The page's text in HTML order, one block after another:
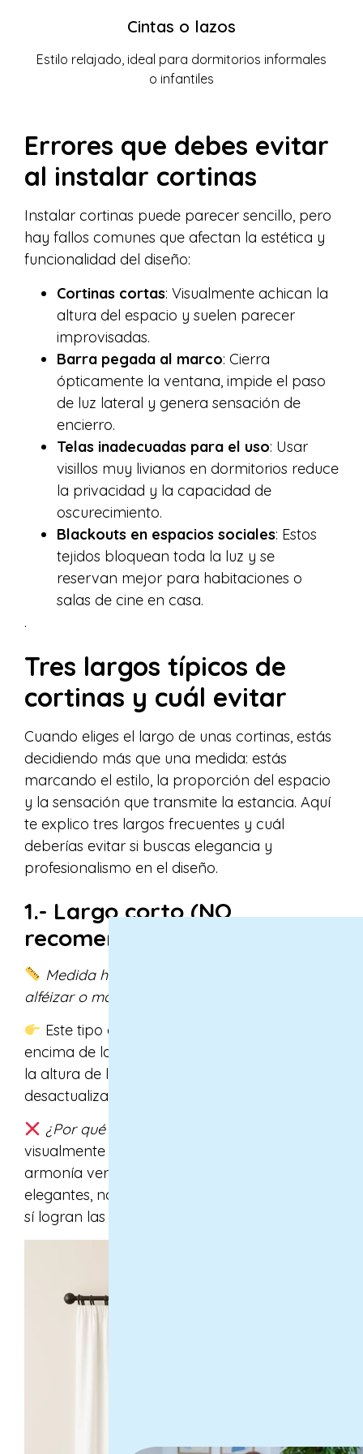
Cintas o lazos
Estilo relajado, ideal para dormitorios informales
o infantiles
Errores que debes evitar
al instalar cortinas
Instalar cortinas puede parecer sencillo, pero
hay fallos comunes que afectan la estética y
funcionalidad del diseño:
Cortinas cortas: Visualmente achican la
altura del espacio y suelen parecer
improvisadas.
Barra pegada al marco: Cierra
ópticamente la ventana, impide el paso
de luz lateral y genera sensación de
encierro.
Telas inadecuadas para el uso: Usar
visillos muy livianos en dormitorios reduce
la privacidad y la capacidad de
oscurecimiento.
Blackouts en espacios sociales: Estos
tejidos bloquean toda la luz y se
reservan mejor para habitaciones o
salas de cine en casa.
.
Tres largos típicos de
cortinas y cuál evitar
Cuando eliges el largo de unas cortinas, estás
decidiendo más que una medida: estás
marcando el estilo, la proporción del espacio
y la sensación que transmite la estancia. Aquí
te explico tres largos frecuentes y cuál
deberías evitar si buscas elegancia y
profesionalismo en el diseño.
1.- Largo corto (NO
recomendado):
Medida habitual: 5–10 cm por encima del
alféizar o marco inferior de la ventana.
Este tipo de cortina termina justo por
encima de la ventana, y visualmente “corta”
la altura de la pared. Aporta un aspecto
desactualizado o demasiado informal.
¿Por qué no lo recomiendo?
visualmente la altura del espacio, rompe la
armonía vertical y, en espacios modernos o
elegantes, no aporta el toque sofisticado que
sí logran las otras opciones.